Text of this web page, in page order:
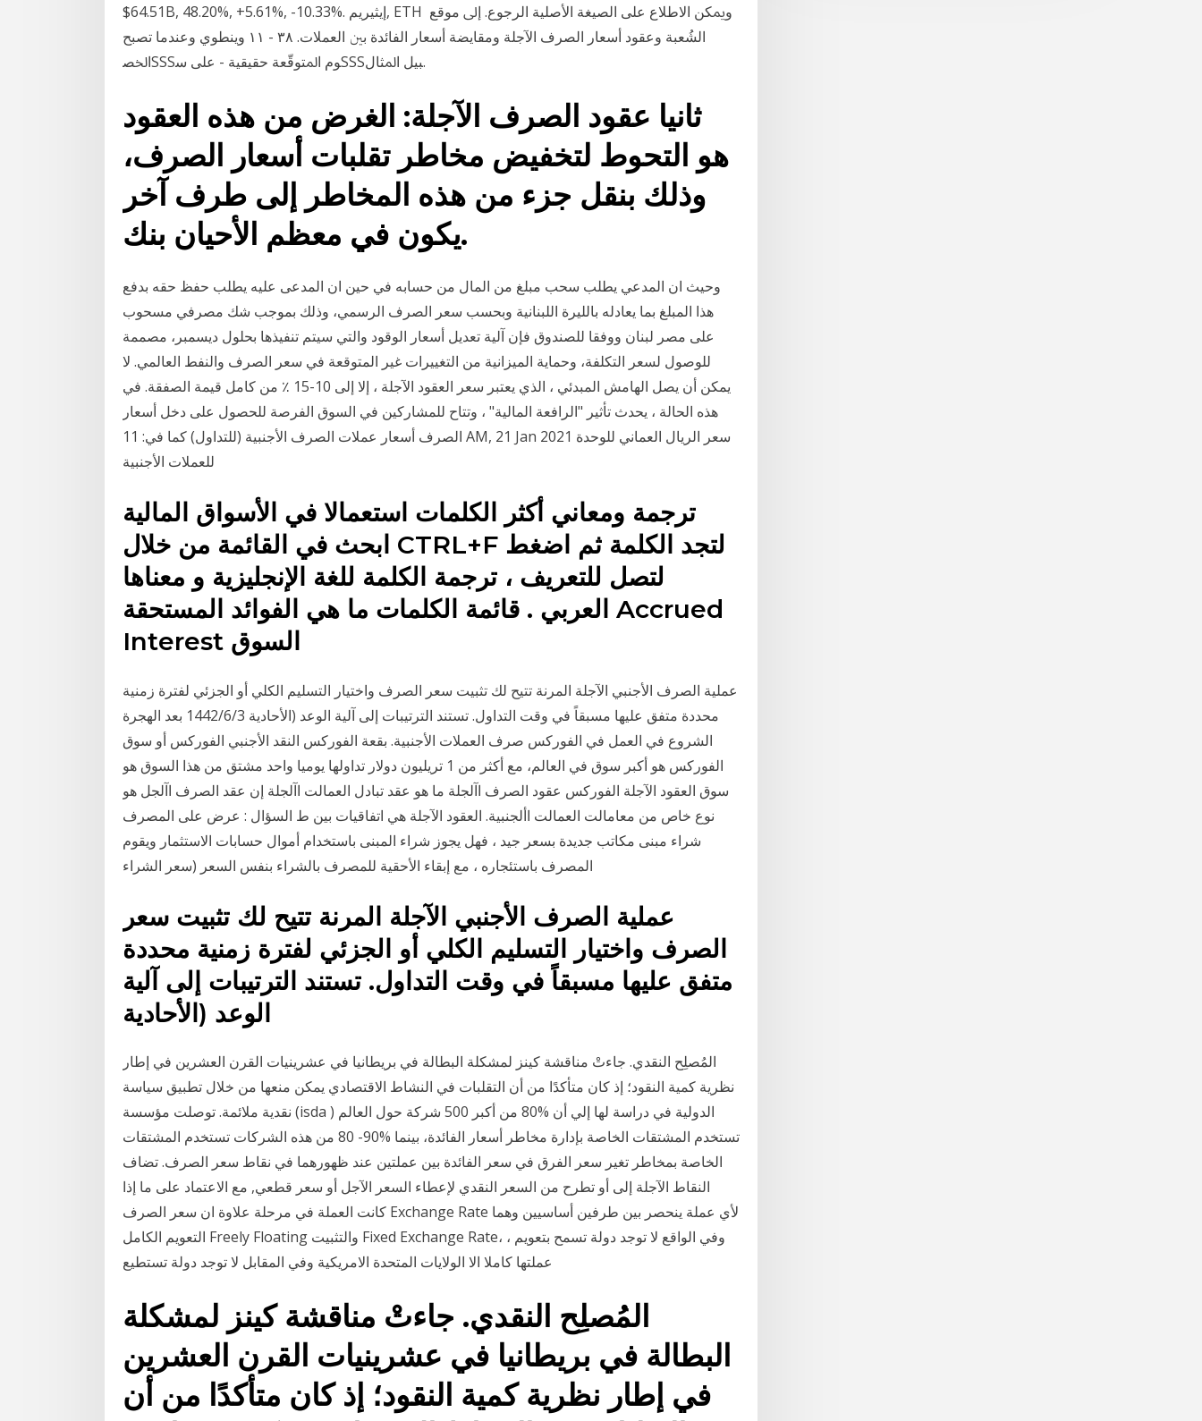
$64.51B, 48.20%, +5.61%, -10.33%. إيثيريم, ETH وﳝﮑﻦ اﻻﻃﻼع ﻋﻠﻰ اﻟﺼﻴﻐﺔ اﻷﺻﻠﻴﺔ اﻟﺮﺟﻮع. إﱃ ﻣﻮﻗﻊ
اﻟﺸُﻌﺒﺔ وﻋﻘﻮد أﺳﻌﺎر اﻟﺼﺮف اﻵﺟﻠﺔ وﻣﻘﺎﻳﻀﺔ أﺳﻌﺎر اﻟﻔﺎﺋﺪة ﺑﲔ اﻟﻌﻤﻼت. ٣٨ - ١١ وﻳﻨﻄﻮي وﻋﻨﺪﻣﺎ ﺗﺼﺒﺢ
اﳋﺼSSSﻮم اﳌﺘﻮﻗّﻌﺔ ﺣﻘﻴﻘﻴﺔ - ﻋﻠﻰ ﺳSSSﺒﻴﻞ اﳌﺜﺎل.
ثانيا عقود الصرف الآجلة: الغرض من هذه العقود
هو التحوط لتخفيض مخاطر تقلبات أسعار الصرف،
وذلك بنقل جزء من هذه المخاطر إلى طرف آخر
يكون في معظم الأحيان بنك.
وحيث ان المدعي يطلب سحب مبلغ من المال من حسابه في حين ان المدعى عليه يطلب حفظ حقه بدفع
هذا المبلغ بما يعادله بالليرة اللبنانية وبحسب سعر الصرف الرسمي، وذلك بموجب شك مصرفي مسحوب
على مصر لبنان ووفقا للصندوق فإن آلية تعديل أسعار الوقود والتي سيتم تنفيذها بحلول ديسمبر، مصممة
للوصول لسعر التكلفة، وحماية الميزانية من التغييرات غير المتوقعة في سعر الصرف والنفط العالمي. لا
يمكن أن يصل الهامش المبدئي ، الذي يعتبر سعر العقود الآجلة ، إلا إلى 10-15 ٪ من كامل قيمة الصفقة. في
هذه الحالة ، يحدث تأثير "الرافعة المالية" ، وتتاح للمشاركين في السوق الفرصة للحصول على دخل أسعار
الصرف أسعار عملات الصرف الأجنبية (للتداول) كما في: 11 AM, 21 Jan 2021 سعر الريال العماني للوحدة
للعملات الأجنبية
ترجمة ومعاني أكثر الكلمات استعمالا في الأسواق المالية
ابحث في القائمة من خلال CTRL+F لتجد الكلمة ثم اضغط
لتصل للتعريف ، ترجمة الكلمة للغة الإنجليزية و معناها
العربي . قائمة الكلمات ما هي الفوائد المستحقة Accrued
Interest السوق
عملية الصرف الأجنبي الآجلة المرنة تتيح لك تثبيت سعر الصرف واختيار التسليم الكلي أو الجزئي لفترة زمنية
محددة متفق عليها مسبقاً في وقت التداول. تستند الترتيبات إلى آلية الوعد (الأحادية 3‏‏/6‏‏/1442 بعد الهجرة
الشروع في العمل في الفوركس صرف العملات الأجنبية. بقعة الفوركس النقد الأجنبي الفوركس أو سوق
الفوركس هو أكبر سوق في العالم، مع أكثر من 1 تريليون دولار تداولها يوميا واحد مشتق من هذا السوق هو
سوق العقود الآجلة الفوركس عقود الصرف اآلجلة ما هو عقد تبادل العمالت اآلجلة إن عقد الصرف اآلجل هو
نوع خاص من معامالت العمالت األجنبية. العقود الآجلة هي اتفاقيات بين ط السؤال : عرض على المصرف
شراء مبنى مكاتب جديدة بسعر جيد ، فهل يجوز شراء المبنى باستخدام أموال حسابات الاستثمار ويقوم
المصرف باستئجاره ، مع إبقاء الأحقية للمصرف بالشراء بنفس السعر (سعر الشراء
عملية الصرف الأجنبي الآجلة المرنة تتيح لك تثبيت سعر
الصرف واختيار التسليم الكلي أو الجزئي لفترة زمنية محددة
متفق عليها مسبقاً في وقت التداول. تستند الترتيبات إلى آلية
الوعد (الأحادية
المُصلِح النقدي. جاءتْ مناقشة كينز لمشكلة البطالة في بريطانيا في عشرينيات القرن العشرين في إطار
نظرية كمية النقود؛ إذ كان متأكدًا من أن التقلبات في النشاط الاقتصادي يمكن منعها من خلال تطبيق سياسة
نقدية ملائمة. توصلت مؤسسة (isda ) الدولية في دراسة لها إلي أن %80 من أكبر 500 شركة حول العالم
تستخدم المشتقات الخاصة بإدارة مخاطر أسعار الفائدة، بينما %90- 80 من هذه الشركات تستخدم المشتقات
الخاصة بمخاطر تغير سعر الفرق في سعر الفائدة بين عملتين عند ظهورهما في نقاط سعر الصرف. تضاف
النقاط الآجلة إلى أو تطرح من السعر النقدي لإعطاء السعر الآجل أو سعر قطعي, مع الاعتماد على ما إذا
كانت العملة في مرحلة علاوة ان سعر الصرف Exchange Rate لأي عملة ينحصر بين طرفين أساسيين وهما
التعويم الكامل Freely Floating والتثبيت Fixed Exchange Rate، ، وفي الواقع لا توجد دولة تسمح بتعويم
عملتها كاملا الا الولايات المتحدة الامريكية وفي المقابل لا توجد دولة تستطيع
المُصلِح النقدي. جاءتْ مناقشة كينز لمشكلة
البطالة في بريطانيا في عشرينيات القرن العشرين
في إطار نظرية كمية النقود؛ إذ كان متأكدًا من أن